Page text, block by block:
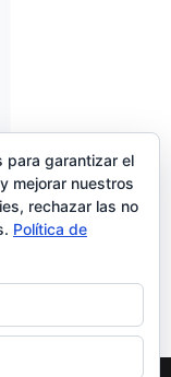
para garantizar el
mejorar nuestros
rechazar las no
Política de